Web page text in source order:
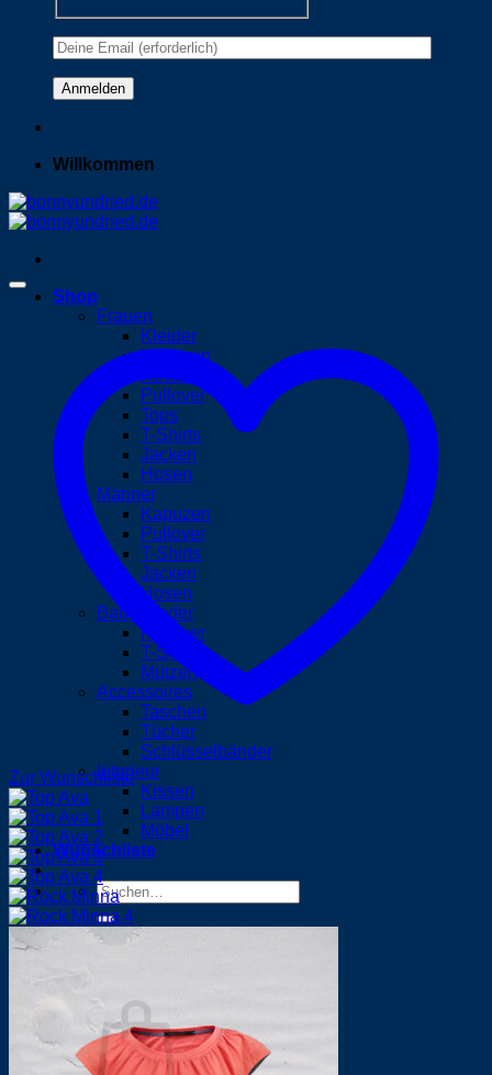
Please leave this field empty.
Willkommen
Shop
Frauen
Kleider
Kapuzen
Röcke
Pullover
Tops
T-Shirts
Jacken
Hosen
Männer
Kapuzen
Pullover
T-Shirts
Jacken
Hosen
Baby/Kinder
Pullover
T-Shirts
Mützen
Accessoires
Taschen
Tücher
Schlüsselbänder
Interieur
Kissen
Lampen
Möbel
Wunschliste
Suchen
nach:
Warenkorb /
Zur Wunschliste